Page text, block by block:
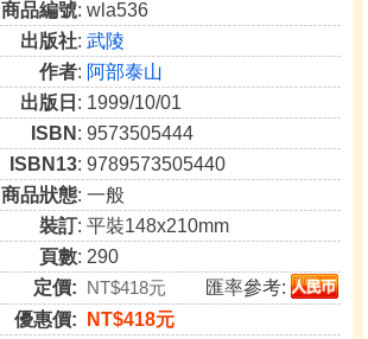
商品編號: wla536
出版社:武陵
作者: 阿部泰山
出版日 : 1999/10/01
ISBN : 9573505444
ISBN13: 9789573505440
商品狀態: 一般
裝訂: 平裝148x210mm
頁數: 290
定價: NT$418元
匯率參考:
優惠價:
NT$418元